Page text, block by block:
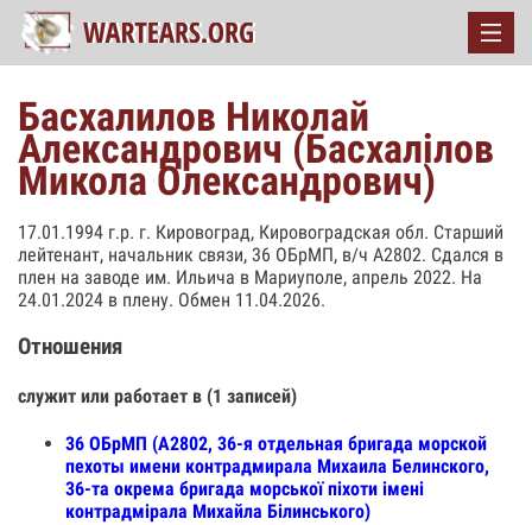
Басхалилов Николай
Александрович (Басхалілов
Микола Олександрович)
17.01.1994 г.р. г. Кировоград, Кировоградская обл. Старший
лейтенант, начальник связи, 36 ОБрМП, в/ч А2802. Сдался в
плен на заводе им. Ильича в Мариуполе, апрель 2022. На
24.01.2024 в плену. Обмен 11.04.2026.
Отношения
служит или работает в (1 записей)
36 ОБрМП (А2802, 36-я отдельная бригада морской
пехоты имени контрадмирала Михаила Белинского,
36-та окрема бригада морської піхоти імені
контрадмірала Михайла Білинського)